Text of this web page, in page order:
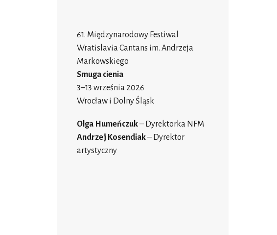
61. Międzynarodowy Festiwal
Wratislavia Cantans im. Andrzeja
Markowskiego
Smuga cienia
3–13 września 2026
Wrocław i Dolny Śląsk
Olga Humeńczuk– Dyrektorka NFM
Andrzej Kosendiak– Dyrektor
artystyczny